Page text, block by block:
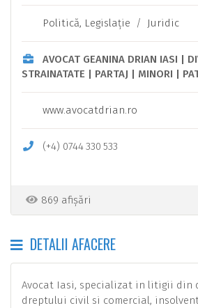
Politică, Legislaţie / Juridic
AVOCAT GEANINA DRIAN IASI |
STRAINATATE | PARTAJ | MINORI |
www.avocatdrian.ro
(+4) 0744330 533
869 afișări
DETALII AFACERE
Avocat Iasi, specializat in litigii din
dreptului civil si comercial,